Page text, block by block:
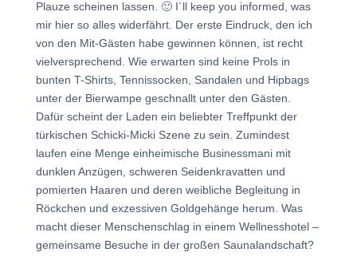
Plauze scheinen lassen. 🙂 I´ll keep you informed, was
mir hier so alles widerfährt. Der erste Eindruck, den ich
von den Mit-Gästen habe gewinnen können, ist recht
vielversprechend. Wie erwarten sind keine Prols in
bunten T-Shirts, Tennissocken, Sandalen und Hipbags
unter der Bierwampe geschnallt unter den Gästen.
Dafür scheint der Laden ein beliebter Treffpunkt der
türkischen Schicki-Micki Szene zu sein. Zumindest
laufen eine Menge einheimische Businessmani mit
dunklen Anzügen, schweren Seidenkravatten und
pomierten Haaren und deren weibliche Begleitung in
Röckchen und exzessiven Goldgehänge herum. Was
macht dieser Menschenschlag in einem Wellnesshotel –
gemeinsame Besuche in der großen Saunalandschaft?